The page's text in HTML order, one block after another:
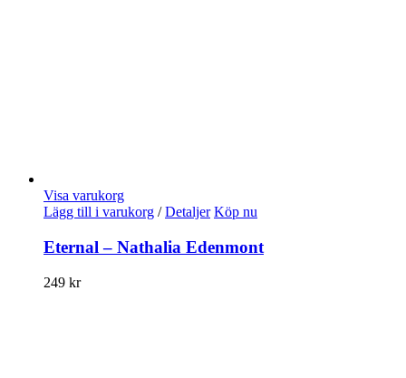
Visa varukorg
Lägg till i varukorg / Detaljer Köp nu
Eternal – Nathalia Edenmont
249 kr